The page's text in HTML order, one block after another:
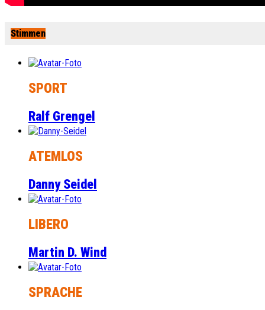
Stimmen
SPORT
Ralf Grengel
ATEMLOS
Danny Seidel
LIBERO
Martin D. Wind
SPRACHE